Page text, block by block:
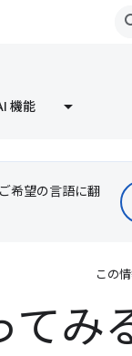
機能
希望の言語に翻
この
てみ